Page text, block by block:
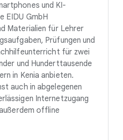
und KI-
EIDU GmbH
Materialien für Lehrer
Prüfungen und
für zwei
und Hunderttausende
in Kenia anbieten.
auch in abgelegenen
Internetzugang
offline